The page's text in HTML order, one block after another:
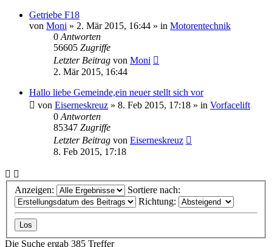
Getriebe F18
von Moni » 2. Mär 2015, 16:44 » in Motorentechnik
0 Antworten
56605 Zugriffe
Letzter Beitrag von Moni
2. Mär 2015, 16:44
Hallo liebe Gemeinde,ein neuer stellt sich vor
von Eiserneskreuz » 8. Feb 2015, 17:18 » in Vorfacelift
0 Antworten
85347 Zugriffe
Letzter Beitrag von Eiserneskreuz
8. Feb 2015, 17:18
Anzeigen:
Sortiere nach:
Richtung:
Die Suche ergab 385 Treffer